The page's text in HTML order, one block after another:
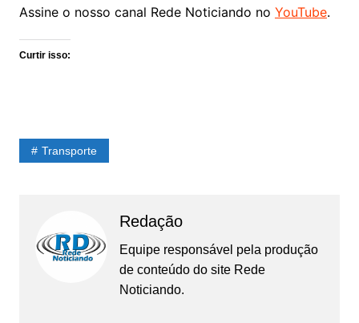
Assine o nosso canal Rede Noticiando no YouTube.
Curtir isso:
Transporte
Redação
Equipe responsável pela produção
de conteúdo do site Rede
Noticiando.